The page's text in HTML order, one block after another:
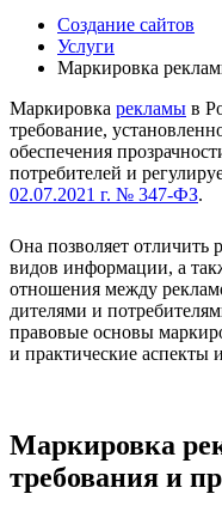
Создание сайтов
Услуги
Маркировка
Маркировка рекламы в
требование,
обеспечения
потребителей и
02.07.2021 г. № 347-ФЗ.
Она позволяет отличить
видов информации, а
отношения между
дителями и
правовые основы
и практические аспекты
Маркировка
требования и